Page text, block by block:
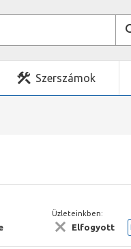
Szerszámok
Üzleteinkben:
Elfogyott